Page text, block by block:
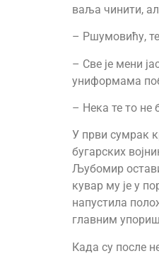
ваља чинити,
– Ршумовићу,
– Све је мени
униформама
– Нека те то не
У први сумрак
бугарских
Љубомир
кувар му је у
напустила
главним
Када су после